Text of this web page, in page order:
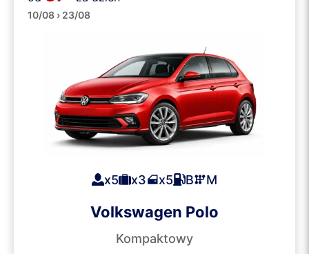
Średnie
10/08 › 23/08
x5 x3 x5 B M
Volkswagen Polo
Kompaktowy